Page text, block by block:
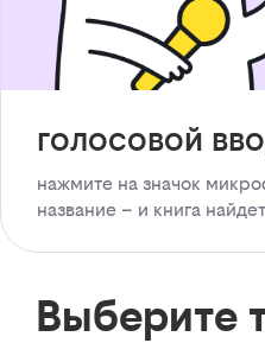
голосовой
нажмите на значок
название – и книга
Выберите